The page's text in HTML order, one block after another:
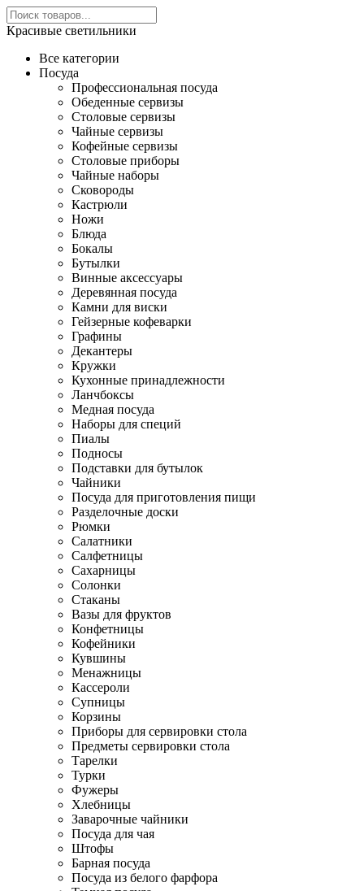
Красивые светильники
Все категории
Посуда
Профессиональная посуда
Обеденные сервизы
Столовые сервизы
Чайные сервизы
Кофейные сервизы
Столовые приборы
Чайные наборы
Сковороды
Кастрюли
Ножи
Блюда
Бокалы
Бутылки
Винные аксессуары
Деревянная посуда
Камни для виски
Гейзерные кофеварки
Графины
Декантеры
Кружки
Кухонные принадлежности
Ланчбоксы
Медная посуда
Наборы для специй
Пиалы
Подносы
Подставки для бутылок
Чайники
Посуда для приготовления пищи
Разделочные доски
Рюмки
Салатники
Салфетницы
Сахарницы
Солонки
Стаканы
Вазы для фруктов
Конфетницы
Кофейники
Кувшины
Менажницы
Кассероли
Супницы
Корзины
Приборы для сервировки стола
Предметы сервировки стола
Тарелки
Турки
Фужеры
Хлебницы
Заварочные чайники
Посуда для чая
Штофы
Барная посуда
Посуда из белого фарфора